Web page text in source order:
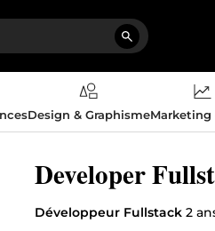
Design & Graphisme
Developer
Développeur Fullstack 2